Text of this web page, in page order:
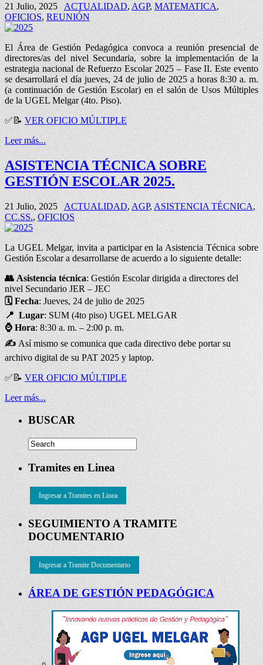
21 Julio, 2025 ACTUALIDAD, AGP, MATEMATICA,
OFICIOS,REUNIÓN
El Área de Gestión Pedagógica convoca a reunión presencial de
directores/as del nivel Secundaria, sobre la implementación de la
estrategia nacional de Refuerzo Escolar 2025 – Fase II. Este evento
se desarrollará el día jueves, 24 de julio de 2025 a horas 8:30 a. m.
(a continuación de Gestión Escolar) en el salón de Usos Múltiples
de la UGEL Melgar (4to. Piso).
✅ 📝VER OFICIO MÚLTIPLE
Leer más...
ASISTENCIA TÉCNICA SOBRE
GESTIÓN ESCOLAR 2025.
21 Julio, 2025 ACTUALIDAD, AGP, ASISTENCIA TÉCNICA,
CC.SS.,OFICIOS
La UGEL Melgar, invita a participar en la Asistencia Técnica sobre
Gestión Escolar a desarrollarse de acuerdo a lo siguiente detalle:
👥 Asistencia técnica: Gestión Escolar dirigida a directores del
nivel Secundario JER – JEC
🗓️Fecha: Jueves, 24 de julio de 2025
📍Lugar: SUM (4to piso) UGEL MELGAR
⌚Hora: 8:30 a. m. – 2:00 p. m.
✍Así mismo se comunica que cada directivo debe portar su
archivo digital de su PAT 2025 y laptop.
✅ 📝VER OFICIO MÚLTIPLE
Leer más...
BUSCAR
Tramites en Linea
Ingresar a Tramites en Linea
SEGUIMIENTO A TRAMITE
DOCUMENTARIO
Ingresar a Tramite Documentario
ÁREA DE GESTIÓN PEDAGÓGICA